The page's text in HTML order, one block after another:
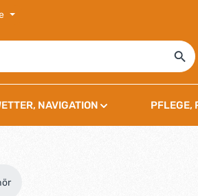
NAVIGATION PFLEGE,